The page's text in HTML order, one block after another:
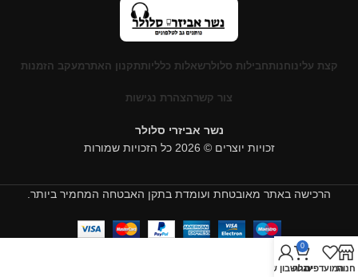
קצת עלינוחנותחבילות סלולרשאלות כלליותתקנון האתרמעקב הזמנות
צור קשרהצהרת נגישות
נשר אביזרי סלולר
זכויות יוצרים © 2026 כל הזכויות שמורות
הרכישה באתר מאובטחת ועומדת בתקן האבטחה המחמיר ביותר.
חנותהמועדפים
0
עגלה
החשבון שלי